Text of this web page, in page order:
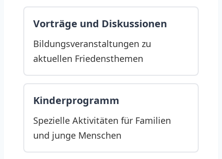
Vorträge und Diskussionen
Bildungsveranstaltungen zu
aktuellen Friedensthemen
Kinderprogramm
Spezielle Aktivitäten für Familien
und junge Menschen